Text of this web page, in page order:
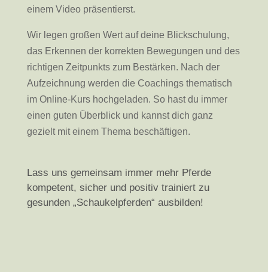
einem Video präsentierst.
Wir legen großen Wert auf deine Blickschulung,
das Erkennen der korrekten Bewegungen und des
richtigen Zeitpunkts zum Bestärken. Nach der
Aufzeichnung werden die Coachings thematisch
im Online-Kurs hochgeladen. So hast du immer
einen guten Überblick und kannst dich ganz
gezielt mit einem Thema beschäftigen.
Lass uns gemeinsam immer mehr Pferde
kompetent, sicher und positiv trainiert zu
gesunden „Schaukelpferden“ ausbilden!